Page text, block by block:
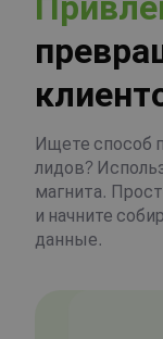
Ищете способ
лидов?
магнита.
и начните
данные.